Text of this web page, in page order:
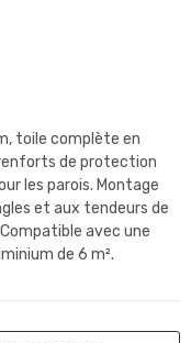
toile complète en
de protection
les parois. Montage
et aux tendeurs de
avec une
de 6 m².